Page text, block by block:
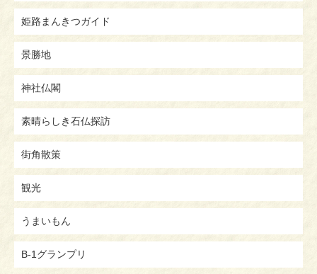
姫路まんきつガイド
景勝地
神社仏閣
素晴らしき石仏探訪
街角散策
観光
うまいもん
B-1グランプリ